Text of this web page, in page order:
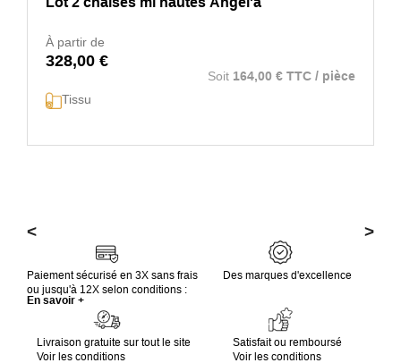
À partir de
328,00 €
Soit 164,00 € TTC / pièce
Tissu
< >
Paiement sécurisé en 3X sans frais
ou jusqu'à 12X selon conditions :
En savoir +
Des marques d'excellence
Livraison gratuite sur tout le site
Voir les conditions
Satisfait ou remboursé
Voir les conditions